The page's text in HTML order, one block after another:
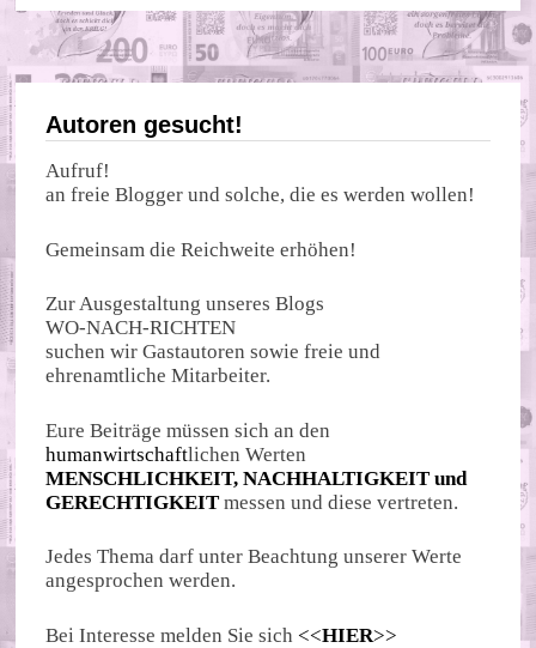
Autoren gesucht!
Aufruf!
an freie Blogger und solche, die es werden wollen!
Gemeinsam die Reichweite erhöhen!
Zur Ausgestaltung unseres Blogs
WO-NACH-RICHTEN
suchen wir Gastautoren sowie freie und
ehrenamtliche Mitarbeiter.
Eure Beiträge müssen sich an den
humanwirtschaftlichen Werten
MENSCHLICHKEIT, NACHHALTIGKEIT und
GERECHTIGKEIT messen und diese vertreten.
Jedes Thema darf unter Beachtung unserer Werte
angesprochen werden.
Bei Interesse melden Sie sich <<HIER>>